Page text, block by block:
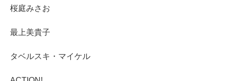
桜庭みさお
最上美貴子
タベルスキ・マイケル